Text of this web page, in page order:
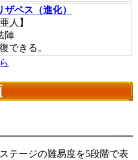
ベス（進化）
人】
陣
できる。
テージの難易度を5段階で表